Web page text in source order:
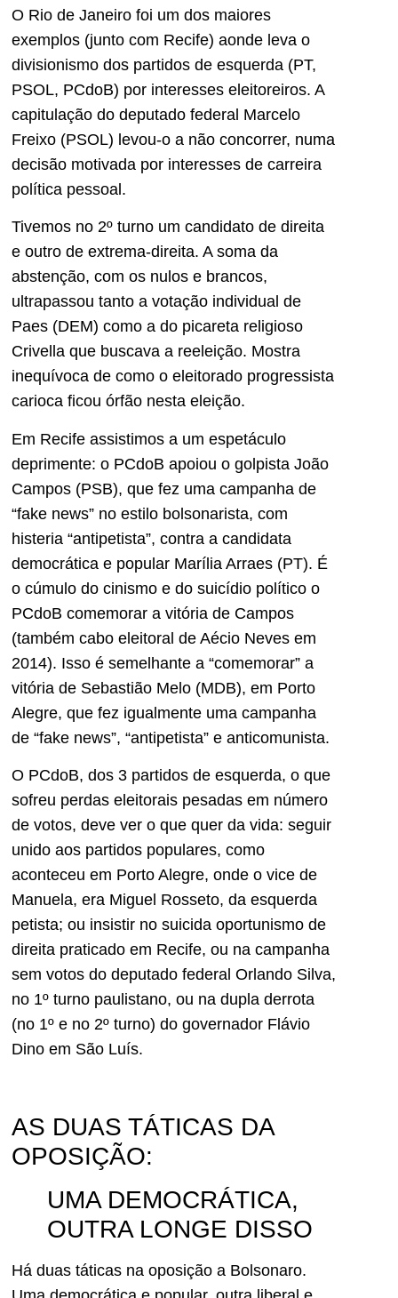
O Rio de Janeiro foi um dos maiores
exemplos (junto com Recife) aonde leva o
divisionismo dos partidos de esquerda (PT,
PSOL, PCdoB) por interesses eleitoreiros. A
capitulação do deputado federal Marcelo
Freixo (PSOL) levou-o a não concorrer, numa
decisão motivada por interesses de carreira
política pessoal.
Tivemos no 2º turno um candidato de direita
e outro de extrema-direita. A soma da
abstenção, com os nulos e brancos,
ultrapassou tanto a votação individual de
Paes (DEM) como a do picareta religioso
Crivella que buscava a reeleição. Mostra
inequívoca de como o eleitorado progressista
carioca ficou órfão nesta eleição.
Em Recife assistimos a um espetáculo
deprimente: o PCdoB apoiou o golpista João
Campos (PSB), que fez uma campanha de
“fake news” no estilo bolsonarista, com
histeria “antipetista”, contra a candidata
democrática e popular Marília Arraes (PT). É
o cúmulo do cinismo e do suicídio político o
PCdoB comemorar a vitória de Campos
(também cabo eleitoral de Aécio Neves em
2014). Isso é semelhante a “comemorar” a
vitória de Sebastião Melo (MDB), em Porto
Alegre, que fez igualmente uma campanha
de “fake news”, “antipetista” e anticomunista.
O PCdoB, dos 3 partidos de esquerda, o que
sofreu perdas eleitorais pesadas em número
de votos, deve ver o que quer da vida: seguir
unido aos partidos populares, como
aconteceu em Porto Alegre, onde o vice de
Manuela, era Miguel Rosseto, da esquerda
petista; ou insistir no suicida oportunismo de
direita praticado em Recife, ou na campanha
sem votos do deputado federal Orlando Silva,
no 1º turno paulistano, ou na dupla derrota
(no 1º e no 2º turno) do governador Flávio
Dino em São Luís.
AS DUAS TÁTICAS DA
OPOSIÇÃO:
UMA DEMOCRÁTICA,
OUTRA LONGE DISSO
Há duas táticas na oposição a Bolsonaro.